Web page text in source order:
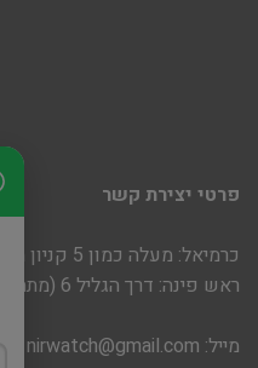
פרטי יצירת קשר
כרמיאל: מעלה כמון 5 קניון חוצות
ראש פינה: דרך הגליל 6 (מתחם שופינה)
מייל: nirwatch@gmail.com